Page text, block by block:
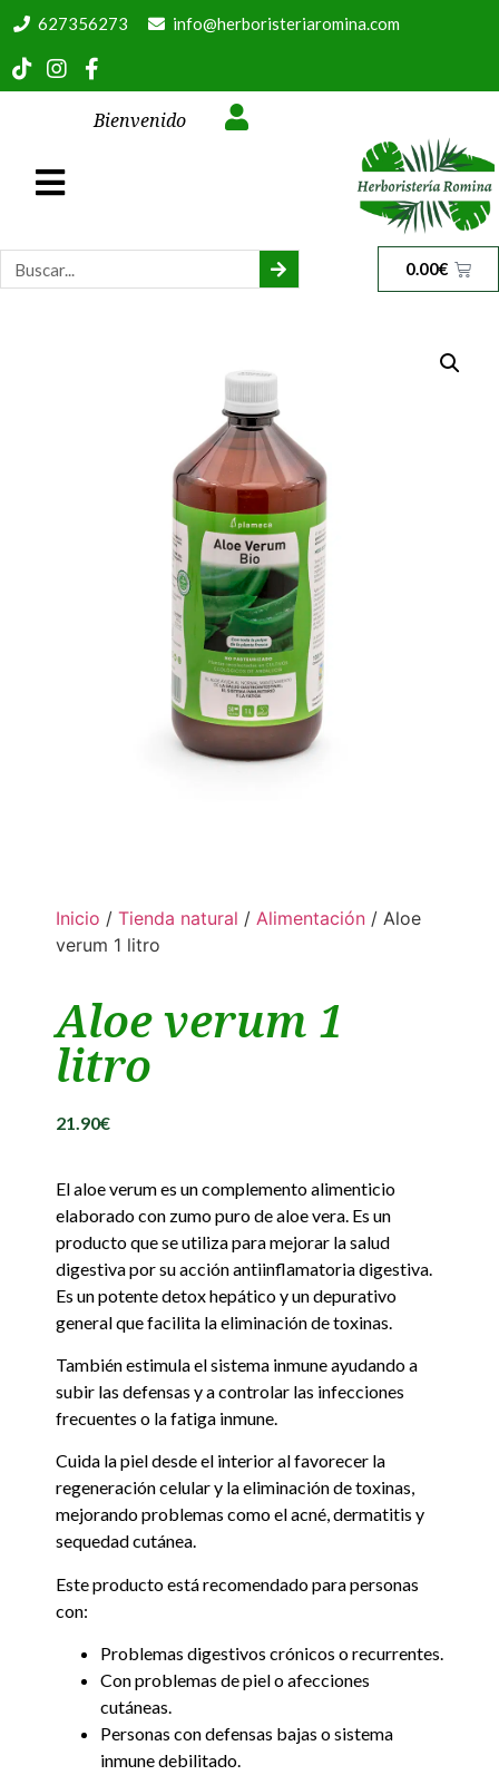
627356273 info@herboristeriaromina.com
Bienvenido
0.00€
Inicio / Tienda natural / Alimentación / Aloe
verum 1 litro
Aloe verum 1
litro
21.90€
El aloe verum es un complemento alimenticio
elaborado con zumo puro de aloe vera. Es un
producto que se utiliza para mejorar la salud
digestiva por su acción antiinflamatoria digestiva.
Es un potente detox hepático y un depurativo
general que facilita la eliminación de toxinas.
También estimula el sistema inmune ayudando a
subir las defensas y a controlar las infecciones
frecuentes o la fatiga inmune.
Cuida la piel desde el interior al favorecer la
regeneración celular y la eliminación de toxinas,
mejorando problemas como el acné, dermatitis y
sequedad cutánea.
Este producto está recomendado para personas
con:
Problemas digestivos crónicos o recurrentes.
Con problemas de piel o afecciones
cutáneas.
Personas con defensas bajas o sistema
inmune debilitado.